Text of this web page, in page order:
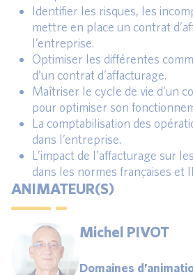
Identifier les risques, les
mettre en place un contrat
l’entreprise.
Optimiser les différentes
d’un contrat d’affacturage.
Maîtriser le cycle de vie d’un
pour optimiser son
La comptabilisation des
dans l’entreprise.
L’impact de l’affacturage sur
dans les normes françaises et
ANIMATEUR(S)
Michel PIVOT
Domaines